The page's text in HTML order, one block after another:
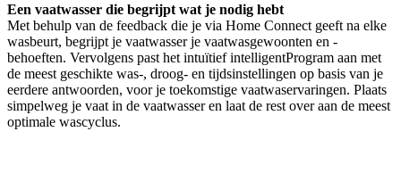
Een vaatwasser die begrijpt wat je nodig hebt
Met behulp van de feedback die je via Home Connect geeft na elke
wasbeurt, begrijpt je vaatwasser je vaatwasgewoonten en -
behoeften. Vervolgens past het intuïtief intelligentProgram aan met
de meest geschikte was-, droog- en tijdsinstellingen op basis van je
eerdere antwoorden, voor je toekomstige vaatwaservaringen. Plaats
simpelweg je vaat in de vaatwasser en laat de rest over aan de meest
optimale wascyclus.